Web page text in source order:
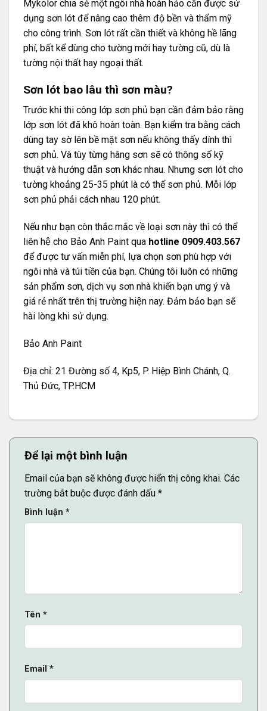
Mykolor chia sẻ một ngôi nhà hoàn hảo cần được sử
dụng sơn lót để nâng cao thêm độ bền và thẩm mỹ
cho công trình. Sơn lót rất cần thiết và không hề lãng
phí, bất kể dùng cho tường mới hay tường cũ, dù là
tường nội thất hay ngoại thất.
Sơn lót bao lâu thì sơn màu?
Trước khi thi công lớp sơn phủ bạn cần đảm bảo rằng
lớp sơn lót đã khô hoàn toàn. Bạn kiểm tra bằng cách
dùng tay sờ lên bề mặt sơn nếu không thấy dính thì
sơn phủ. Và tùy từng hãng sơn sẽ có thông số kỹ
thuật và hướng dẫn sơn khác nhau. Nhưng sơn lót cho
tường khoảng 25-35 phút là có thể sơn phủ. Mỗi lớp
sơn phủ phải cách nhau 120 phút.
Nếu như bạn còn thắc mắc về loại sơn này thì có thể
liên hệ cho Bảo Anh Paint qua hotline 0909.403.567
để được tư vấn miễn phí, lựa chọn sơn phù hợp với
ngôi nhà và túi tiền của bạn. Chúng tôi luôn có những
sản phẩm sơn, dịch vụ sơn nhà khiến bạn ưng ý và
giá rẻ nhất trên thị trường hiện nay. Đảm bảo bạn sẽ
hài lòng khi sử dụng.
Bảo Anh Paint
Địa chỉ: 21 Đường số 4, Kp5, P. Hiệp Bình Chánh, Q.
Thủ Đức, TP.HCM
Để lại một bình luận
Email của bạn sẽ không được hiển thị công khai. Các
trường bắt buộc được đánh dấu *
Bình luận *
Tên *
Email *